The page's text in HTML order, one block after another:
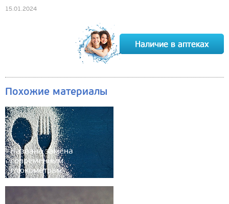
15.01.2024
Похожие материалы
Названа замена
современным
глюкометрам